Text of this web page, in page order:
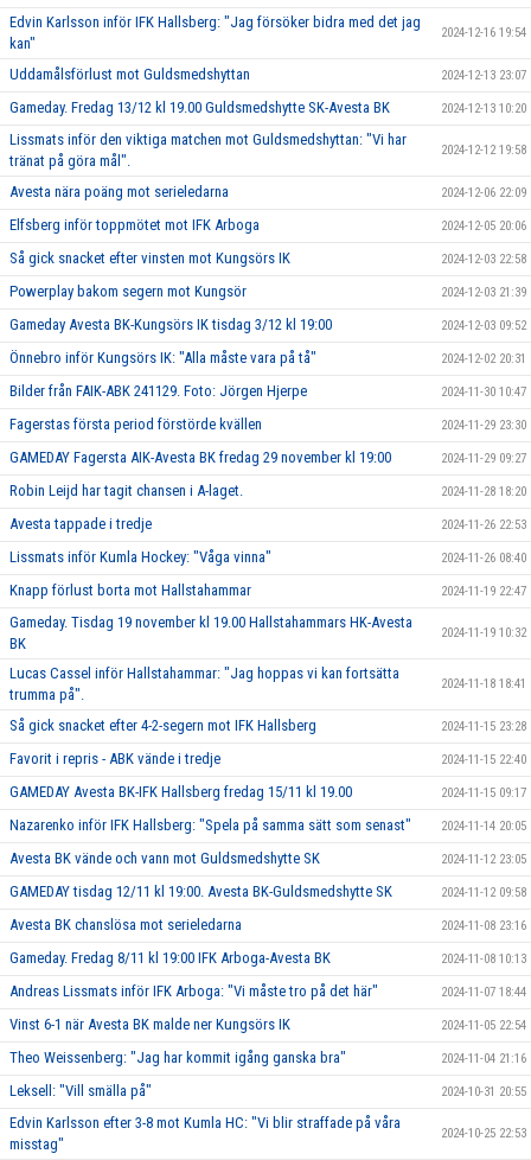
Edvin Karlsson inför IFK Hallsberg: "Jag försöker bidra med det jag
kan"
2024-12-16 19:54
Uddamålsförlust mot Guldsmedshyttan 2024-12-13 23:07
Gameday. Fredag 13/12 kl 19.00 Guldsmedshytte SK-Avesta BK 2024-12-13 10:20
Lissmats inför den viktiga matchen mot Guldsmedshyttan: "Vi har
tränat på göra mål".
2024-12-12 19:58
Avesta nära poäng mot serieledarna 2024-12-06 22:09
Elfsberg inför toppmötet mot IFK Arboga 2024-12-05 20:06
Så gick snacket efter vinsten mot Kungsörs IK 2024-12-03 22:58
Powerplay bakom segern mot Kungsör 2024-12-03 21:39
Gameday Avesta BK-Kungsörs IK tisdag 3/12 kl 19:00 2024-12-03 09:52
Önnebro inför Kungsörs IK: "Alla måste vara på tå" 2024-12-02 20:31
Bilder från FAIK-ABK 241129. Foto: Jörgen Hjerpe 2024-11-30 10:47
Fagerstas första period förstörde kvällen 2024-11-29 23:30
GAMEDAY Fagersta AIK-Avesta BK fredag 29 november kl 19:00 2024-11-29 09:27
Robin Leijd har tagit chansen i A-laget. 2024-11-28 18:20
Avesta tappade i tredje 2024-11-26 22:53
Lissmats inför Kumla Hockey: "Våga vinna" 2024-11-26 08:40
Knapp förlust borta mot Hallstahammar 2024-11-19 22:47
Gameday. Tisdag 19 november kl 19.00 Hallstahammars HK-Avesta
BK
2024-11-19 10:32
Lucas Cassel inför Hallstahammar: "Jag hoppas vi kan fortsätta
trumma på".
2024-11-18 18:41
Så gick snacket efter 4-2-segern mot IFK Hallsberg 2024-11-15 23:28
Favorit i repris - ABK vände i tredje 2024-11-15 22:40
GAMEDAY Avesta BK-IFK Hallsberg fredag 15/11 kl 19.00 2024-11-15 09:17
Nazarenko inför IFK Hallsberg: "Spela på samma sätt som senast" 2024-11-14 20:05
Avesta BK vände och vann mot Guldsmedshytte SK 2024-11-12 23:05
GAMEDAY tisdag 12/11 kl 19:00. Avesta BK-Guldsmedshytte SK 2024-11-12 09:58
Avesta BK chanslösa mot serieledarna 2024-11-08 23:16
Gameday. Fredag 8/11 kl 19:00 IFK Arboga-Avesta BK 2024-11-08 10:13
Andreas Lissmats inför IFK Arboga: "Vi måste tro på det här" 2024-11-07 18:44
Vinst 6-1 när Avesta BK malde ner Kungsörs IK 2024-11-05 22:54
Theo Weissenberg: "Jag har kommit igång ganska bra" 2024-11-04 21:16
Leksell: "Vill smälla på" 2024-10-31 20:55
Edvin Karlsson efter 3-8 mot Kumla HC: "Vi blir straffade på våra
misstag"
2024-10-25 22:53